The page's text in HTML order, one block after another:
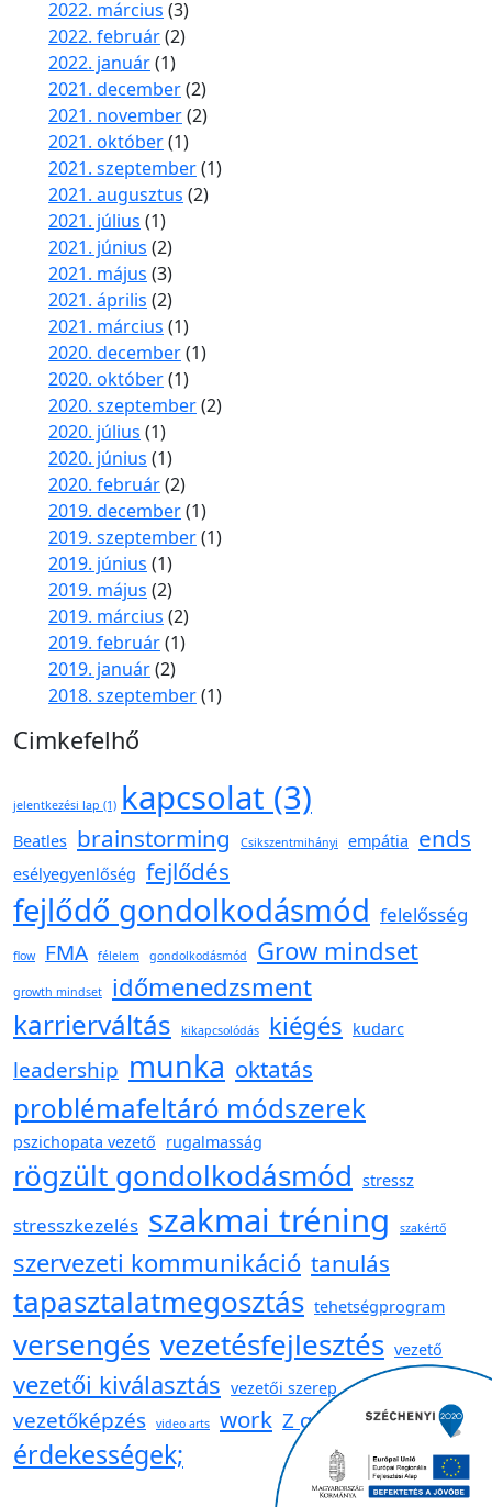
2022. március (3)
2022. február(2)
2022. január(1)
2021. december(2)
2021. november(2)
2021. október(1)
2021. szeptember(1)
2021. augusztus (2)
2021. július (1)
2021. június (2)
2021. május (3)
2021. április (2)
2021. március (1)
2020. december(1)
2020. október(1)
2020. szeptember(2)
2020. július (1)
2020. június (1)
2020. február(2)
2019. december(1)
2019. szeptember(1)
2019. június (1)
2019. május (2)
2019. március (2)
2019. február(1)
2019. január(2)
2018. szeptember(1)
Cimkefelhő
jelentkezési lap (1) kapcsolat (3)
Beatles brainstorming Csikszentmihányi empátia ends
esélyegyenlőség fejlődés
fejlődő gondolkodásmód felelősség
flow FMA félelem gondolkodásmód Grow mindset
growth mindset időmenedzsment
karrierváltás kikapcsolódás kiégés kudarc
leadership munka oktatás
problémafeltáró módszerek
pszichopata vezető rugalmasság
rögzült gondolkodásmód stressz
stresszkezelés szakmai tréning szakértő
szervezeti kommunikáció tanulás
tapasztalatmegosztás tehetségprogram
versengés vezetésfejlesztés vezető
vezetői kiválasztás vezetői szerep
vezetőképzés video arts work Z generáció
érdekességek;